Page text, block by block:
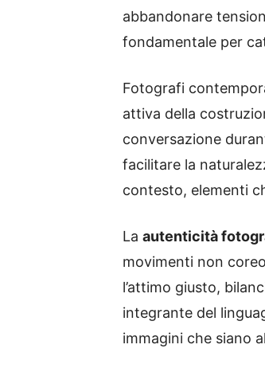
abbandonare
fondamentale per
Fotografi
attiva della
conversazione
facilitare la
contesto, elementi
La autenticità
movimenti non
l’attimo giusto,
integrante del
immagini che siano